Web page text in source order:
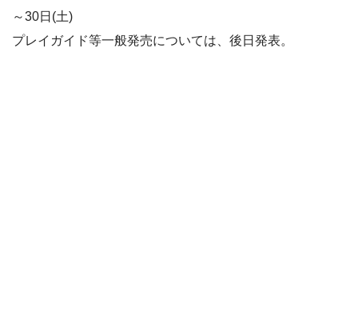
～30日(土)
プレイガイド等一般発売については、後日発表。